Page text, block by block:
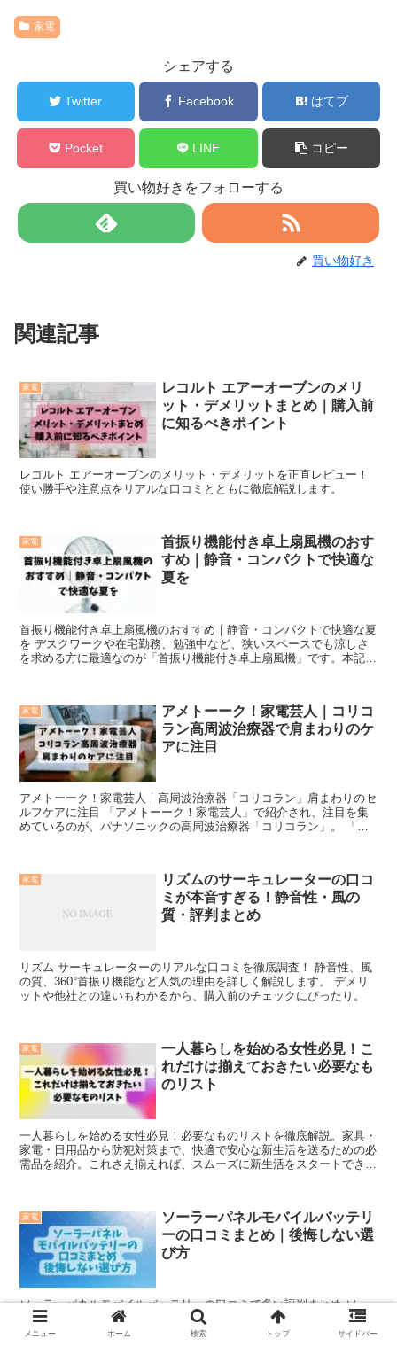
家電
シェアする
Twitter Facebook はてブ
Pocket LINE コピー
買い物好きをフォローする
買い物好き
関連記事
家電
レコルト エアーオーブンのメリ
ット・デメリットまとめ｜購入前
に知るべきポイント
レコルト エアーオーブンのメリット・デメリットを正直レビュー！
使い勝手や注意点をリアルな口コミとともに徹底解説します。
家電
首振り機能付き卓上扇風機のおす
すめ｜静音・コンパクトで快適な
夏を
首振り機能付き卓上扇風機のおすすめ｜静音・コンパクトで快適な夏
を デスクワークや在宅勤務、勉強中など、狭いスペースでも涼しさ
を求める方に最適なのが「首振り機能付き卓上扇風機」です。本記事
家電
アメトーーク！家電芸人｜コリコ
ラン高周波治療器で肩まわりのケ
アに注目
アメトーーク！家電芸人｜高周波治療器「コリコラン」肩まわりのセ
ルフケアに注目 「アメトーーク！家電芸人」で紹介され、注目を集
めているのが、パナソニックの高周波治療器「コリコラン」。 「肩
家電
リズムのサーキュレーターの口コ
ミが本音すぎる！静音性・風の
質・評判まとめ
リズム サーキュレーターのリアルな口コミを徹底調査！ 静音性、風
の質、360°首振り機能など人気の理由を詳しく解説します。 デメリ
ットや他社との違いもわかるから、購入前のチェックにぴったり。
家電
一人暮らしを始める女性必見！こ
れだけは揃えておきたい必要なも
のリスト
一人暮らしを始める女性必見！必要なものリストを徹底解説。家具・
家電・日用品から防犯対策まで、快適で安心な新生活を送るための必
需品を紹介。これさえ揃えれば、スムーズに新生活をスタートできま
家電
ソーラーパネルモバイルバッテリ
ーの口コミまとめ｜後悔しない選
び方
ソーラーパネルモバイルバッテリーの口コミで多い評判まとめ ソー
ラーパネルモバイルバッテリーの口コミで多い評判をまとめてみまし
た。 ①充電スピードが遅いという声 ②日光の当て方にコツがいる ③
メニュー ホーム 検索 トップ サイドバー